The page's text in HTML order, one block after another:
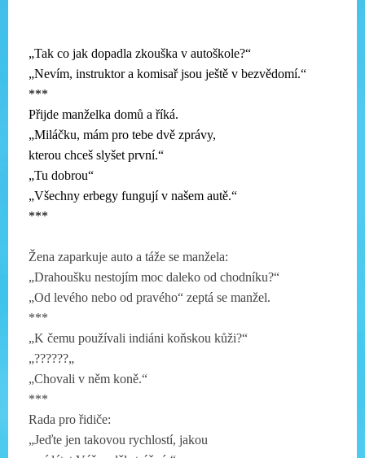
„Tak co jak dopadla zkouška v autoškole?“
„Nevím, instruktor a komisař jsou ještě v bezvědomí.“
***
Přijde manželka domů a říká.
„Miláčku, mám pro tebe dvě zprávy,
kterou chceš slyšet první.“
„Tu dobrou“
„Všechny erbegy fungují v našem autě.“
***
Žena zaparkuje auto a táže se manžela:
„Drahoušku nestojím moc daleko od chodníku?“
„Od levého nebo od pravého“ zeptá se manžel.
***
„K čemu používali indiáni koňskou kůži?“
„??????„
„Chovali v něm koně.“
***
Rada pro řidiče:
„Jeďte jen takovou rychlostí, jakou